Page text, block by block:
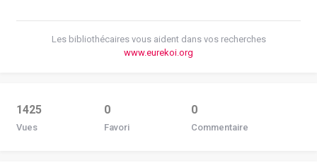
Les bibliothécaires vous aident dans vos recherches
www.eurekoi.org
1425
Vues
0
Favori
0
Commentaire